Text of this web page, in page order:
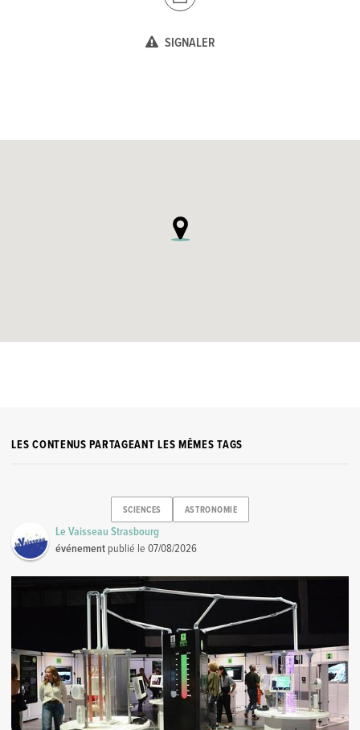
SIGNALER
LES CONTENUS PARTAGEANT LES MÊMES TAGS
SCIENCES ASTRONOMIE
Le Vaisseau Strasbourg
événement publié le07/08/2026